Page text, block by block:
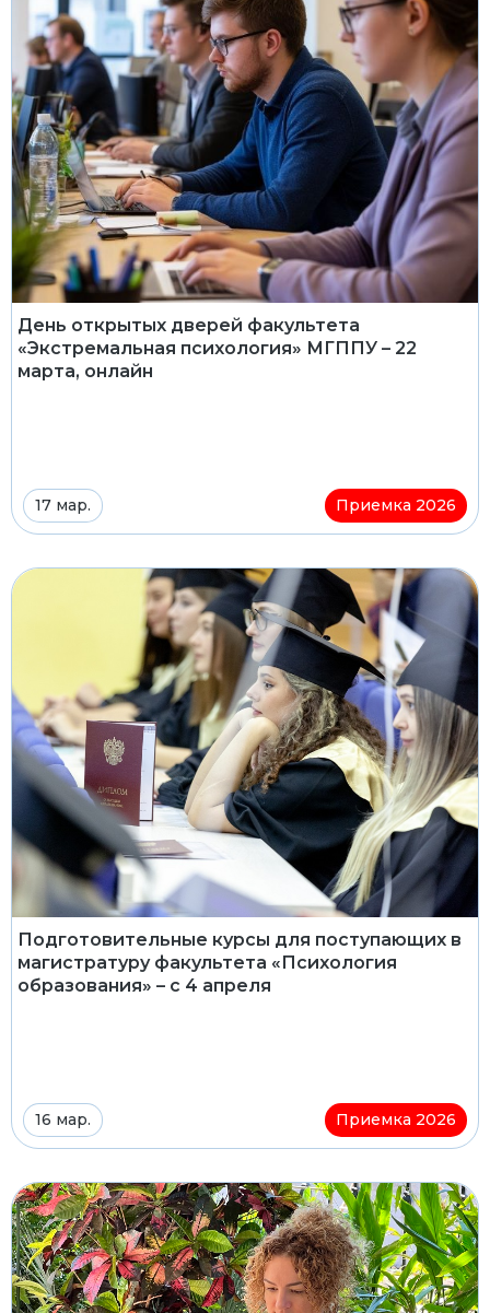
День открытых дверей факультета
«Экстремальная психология» МГППУ – 22
марта, онлайн
17 мар. Приемка 2026
Подготовительные курсы для поступающих в
магистратуру факультета «Психология
образования» – с 4 апреля
16 мар. Приемка 2026